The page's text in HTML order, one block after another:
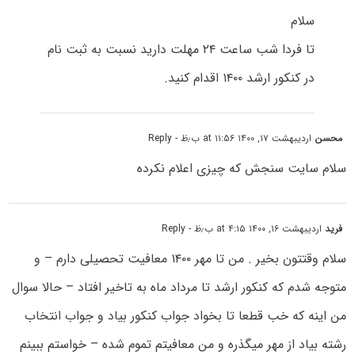
سلام
تا فردا شب ساعت ۲۴ مهلت دارید نسبت به ثبت نام
در کنکور ارشد ۱۴۰۰ اقدام کنید.
محسن اردیبهشت ۱۷, ۱۴۰۰ at ۱۱:۵۶ ب٫ظ - Reply
سلام سایت سنجش که چیزی اعلام نکرده
فریداردیبهشت ۱۶, ۱۴۰۰ at ۴:۱۵ ب٫ظ - Reply
سلام وقتتون بخیر . من تا مهر ۱۴۰۰ معافیت تحصیلی دارم – و
متوجه شدم که کنکور ارشد تا مرداد ماه به تاخیر افتاد – حالا سوال
من اینه که خب قطعا تا بخواد جواب کنکور بیاد و جواب انتخاب
رشته بیاد از مهر میگذره و من معافیتم تموم شده – خواستم ببینم